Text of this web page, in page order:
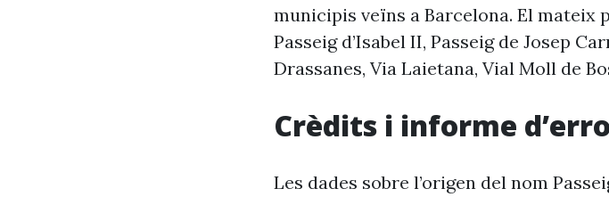
municipis veïns a Barcelona. El mateix
Passeig d’Isabel II, Passeig de Josep
Drassanes, Via Laietana, Vial Moll de
Crèdits i informe
Les dades sobre l’origen del nom